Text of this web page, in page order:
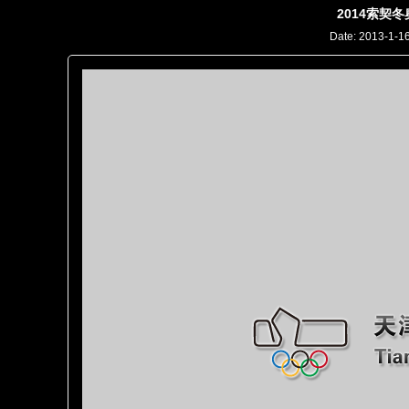
2014索契冬
Date: 2013-